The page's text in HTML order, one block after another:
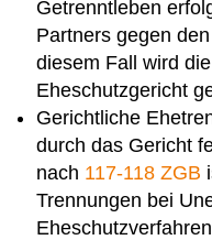
Getrenntleben
Partners gegen
diesem Fall wird
Eheschutzgericht
Gerichtliche
durch das Gericht
nach 117-118 ZGB
Trennungen bei